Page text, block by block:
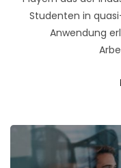
Studenten in
Anwendung